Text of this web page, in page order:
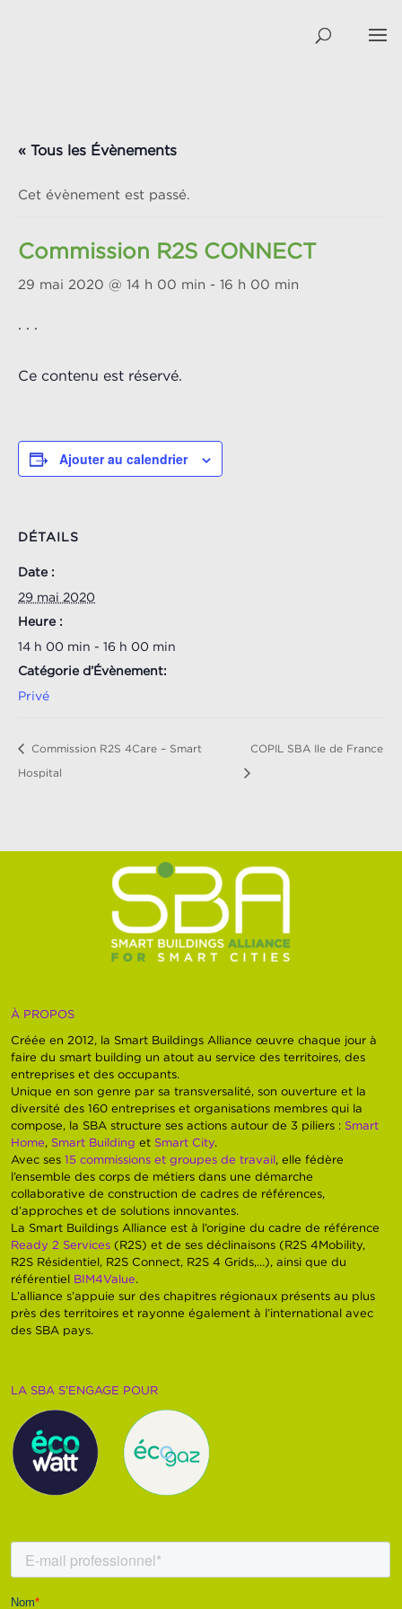
« Tous les Évènements
Cet évènement est passé.
Commission R2S CONNECT
29 mai 2020 @ 14 h 00 min - 16 h 00 min
. . .
Ce contenu est réservé.
Ajouter au calendrier
DÉTAILS
Date :
29 mai 2020
Heure :
14 h 00 min - 16 h 00 min
Catégorie d’Évènement:
Privé
Commission R2S 4Care – Smart
Hospital
COPIL SBA Ile de France
À PROPOS
Créée en 2012, la Smart Buildings Alliance œuvre chaque jour à
faire du smart building un atout au service des territoires, des
entreprises et des occupants.
Unique en son genre par sa transversalité, son ouverture et la
diversité des 160 entreprises et organisations membres qui la
compose, la SBA structure ses actions autour de 3 piliers : Smart
Home
Smart Building et Smart City
Avec ses15 commissions et groupes de travail , elle fédère
l’ensemble des corps de métiers dans une démarche
collaborative de construction de cadres de références,
d’approches et de solutions innovantes.
La Smart Buildings Alliance est à l’origine du cadre de référence
Ready 2 Services (R2S) et de ses déclinaisons (R2S 4Mobility,
R2S Résidentiel, R2S Connect, R2S 4 Grids,…), ainsi que du
référentiel BIM4Value
L’alliance s’appuie sur des chapitres régionaux présents au plus
près des territoires et rayonne également à l’international avec
des SBA pays.
LA SBA S’ENGAGE POUR